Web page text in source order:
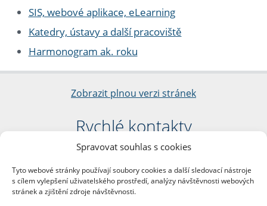
Spravovat souhlas s cookies
Tyto webové stránky používají soubory cookies a další sledovací nástroje
s cílem vylepšení uživatelského prostředí, analýzy návštěvnosti webových
stránek a zjištění zdroje návštěvnosti.
SIS, webové aplikace, eLearning
Katedry, ústavy a další pracoviště
Harmonogram ak. roku
Zobrazit plnou verzi stránek
Rychlé kontakty
Filozofická fakulta
nám. Jana Palacha 1/2
116 38 Praha 1